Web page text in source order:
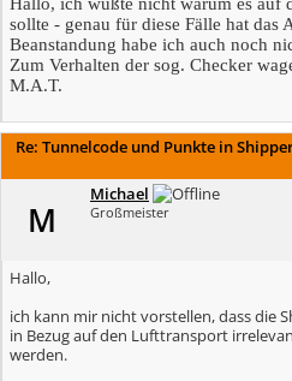
sollte - genau für diese Fälle hat das
Beanstandung habe ich auch noch
Zum Verhalten der sog. Checker
M.A.T.
Re: Tunnelcode und Punkte in
M
Michael
Großmeister
Hallo,
ich kann mir nicht vorstellen, dass die
in Bezug auf den Lufttransport
werden.